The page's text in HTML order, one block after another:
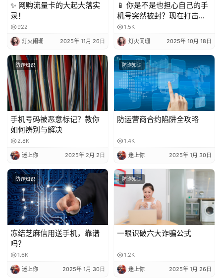
✨ 网购流量卡的大起大落实
录！
922
灯火阑珊 2025年 11月 26日
📱 你是不是也担心自己的手
机号突然被封？现在打击骚
扰电话越来越严格，一不小
心就可能中招！今天就来聊
聊，到底被多少人标记会封
号？又该怎么避免？
1.5K
灯火阑珊 2025年 10月 18日
防诈知识
手机号码被恶意标记？教你
如何辨别与解决
2.8K
迷上你 2025年 2月 2日
防诈知识
防运营商合约陷阱全攻略
1.4K
迷上你 2025年 1月 30日
防诈知识
冻结芝麻信用送手机，靠谱
吗？
1.6K
迷上你 2025年 1月 30日
防诈知识
一眼识破六大诈骗公式
1.2K
迷上你 2025年 1月 26日